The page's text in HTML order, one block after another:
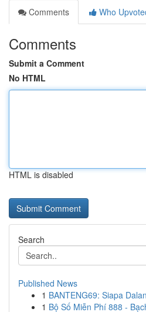
Comments
Who
Comments
Submit a Comment
No HTML
HTML is disabled
Search
Published News
1 BANTENG69: Siapa
1 Bộ Số Miễn Phí 888 -